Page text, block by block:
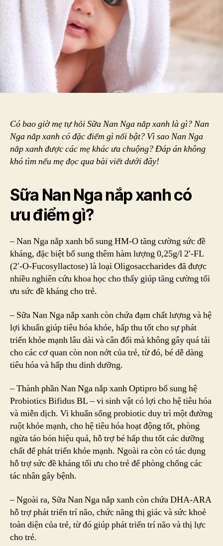
hãng
Có bao giờ mẹ tự hỏi Sữa Nan Nga nắp xanh là gì? Nan
Nga nắp xanh có đặc điểm gì nổi bật? Vì sao Nan Nga
nắp xanh được các mẹ khác ưa chuộng? Đáp án không
khó tìm nếu mẹ đọc qua bài viết dưới đây!
Sữa Nan Nga nắp xanh có
ưu điểm gì?
– Nan Nga nắp xanh bổ sung HM-O tăng cường sức đề
kháng, đặc biệt bổ sung thêm hàm lượng 0,25g/l 2′-FL
(2′-O-Fucosyllactose) là loại Oligosaccharides đã được
nhiều nghiên cứu khoa học cho thấy giúp tăng cường tối
ưu sức đề kháng cho trẻ.
– Sữa Nan Nga nắp xanh còn chứa đạm chất lượng và hệ
lợi khuẩn giúp tiêu hóa khỏe, hấp thu tốt cho sự phát
triển khỏe mạnh lâu dài và cân đối mà không gây quá tải
cho các cơ quan còn non nớt của trẻ, từ đó, bé dễ dàng
tiêu hóa và hấp thu dinh dưỡng.
– Thành phần Nan Nga nắp xanh Optipro bổ sung hệ
Probiotics Bifidus BL – vi sinh vật có lợi cho hệ tiêu hóa
và miễn dịch. Vi khuẩn sống probiotic duy trì một đường
ruột khỏe mạnh, cho hệ tiêu hóa hoạt động tốt, phòng
ngừa táo bón hiệu quả, hỗ trợ bé hấp thu tốt các dưỡng
chất để phát triển khỏe mạnh. Ngoài ra còn có tác dụng
hỗ trợ sức đề kháng tối ưu cho trẻ để phòng chống các
tác nhân gây bệnh.
– Ngoài ra, Sữa Nan Nga nắp xanh còn chứa DHA-ARA
hỗ trợ phát triển trí não, chức năng thị giác và sức khoẻ
toàn diện của trẻ, từ đó giúp phát triển trí não và thị lực
cho trẻ.